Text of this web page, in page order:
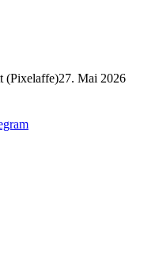
(Pixelaffe)27. Mai 2026